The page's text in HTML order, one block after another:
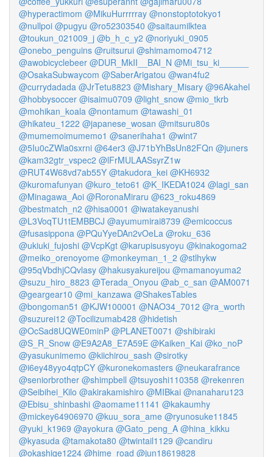
@hyperactimom @MikuHurrrrray @nonstoptotokyo1
@nullpoi @pugyu @ro52303540 @saitaumilktea
@toukun_021009_j @b_h_c_y2 @noriyuki_0905
@onebo_penguins @ruitsurui @shimamomo4712
@awobicyclebeer @DUR_MkII__BAI_N @Mi_tsu_ki______
@OsakaSubwaycom @SaberArigatou @wan4fu2
@currydadada @JrTetu8823 @Mishary_Misary @96Akahel
@hobbysoccer @isaimu0709 @light_snow @mio_tkrb
@mohikan_koala @nontamum @tawashi_01
@hikateu_1222 @japanese_wosan @mitsuru80s
@mumemoimumemo1 @sanerihaha1 @wint7
@5Iu0cZWla0sxrni @64er3 @J71bYhBsUn82FQn @juners
@kam32gtr_vspec2 @lFrMULAASsyrZ1w
@RUT4W68vd7ab55Y @takudora_kei @KH6932
@kuromafunyan @kuro_teto61 @K_IKEDA1024 @lagi_san
@Minagawa_Aoi @RoronaMiraru @623_roku4869
@bestmatch_n2 @hisa0001 @iwatakeyanushi
@L3VoqTU1tEMBBCJ @ayumumirai8739 @emicoccus
@fusasippona @PQuYyeDAn2vOeLa @roku_636
@ukiuki_fujoshi @VcpKgt @karupisusyoyu @kinakogoma2
@meiko_orenoyome @monkeyman_1_2 @stlhykw
@95qVbdhjCQvlasy @hakusyakureijou @mamanoyuma2
@suzu_hiro_8823 @Terada_Onyou @ab_c_san @AM0071
@geargear10 @mi_kanzawa @ShakesTables
@bongoman51 @KJW100001 @NAO34_7012 @ra_worth
@suzurei12 @Tocilizumab428 @hidetish
@OcSad8UQWE0minP @PLANET0071 @shibiraki
@S_R_Snow @E9A2A8_E7A59E @Kaiken_Kai @ko_noP
@yasukunimemo @kiichirou_sash @sirotky
@i6ey48yyo4qtpCY @kuronekomasters @neukarafrance
@seniorbrother @shimpbell @tsuyoshi110358 @rekenren
@Seibihei_Kilo @akirakamishiro @MIBkai @nanaharu123
@Ebisu_shinbashi @aomame11141 @kakaumhy
@mickey64906970 @kuu_sora_ame @ryunosuke11845
@yuki_k1969 @ayokura @Gato_peng_A @hina_kikku
@kyasuda @tamakota80 @twintail1129 @candiru
@okashige1224 @hime_road @jun18619828